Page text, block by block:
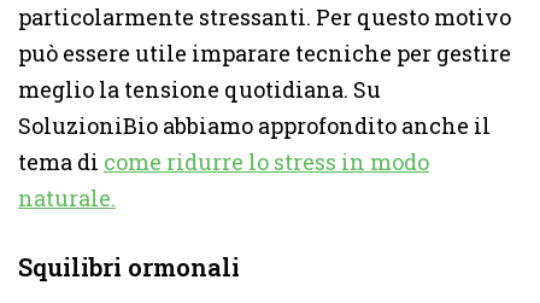
particolarmente stressanti. Per questo motivo
può essere utile imparare tecniche per gestire
meglio la tensione quotidiana. Su
SoluzioniBio abbiamo approfondito anche il
tema di come ridurre lo stress in modo
naturale.
Squilibri ormonali